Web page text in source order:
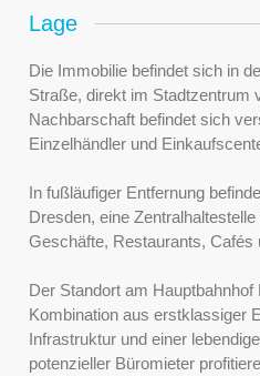
Lage
Die Immobilie befindet sich in
Straße, direkt im Stadtzentrum
Nachbarschaft befindet sich
Einzelhändler und
In fußläufiger Entfernung
Dresden, eine
Geschäfte, Restaurants, Cafés
Der Standort am
Kombination aus erstklassiger
Infrastruktur und einer
potenzieller Büromieter